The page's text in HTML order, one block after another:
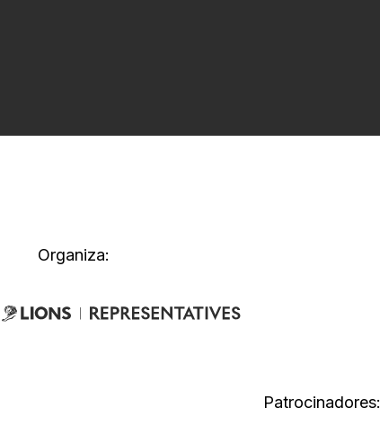
Organiza:
Patrocinadores: